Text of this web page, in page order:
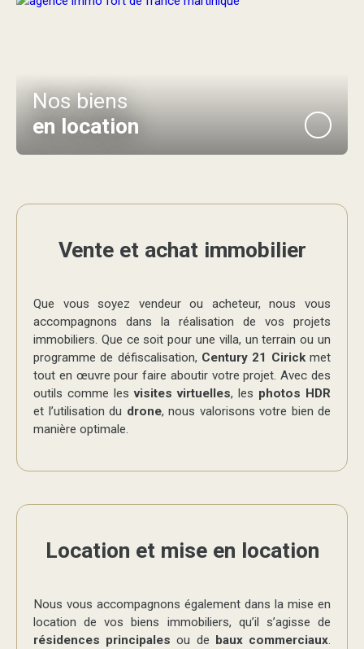
Nos biens
en location
Vente et achat immobilier
Que vous soyez vendeur ou acheteur, nous vous
accompagnons dans la réalisation de vos projets
immobiliers. Que ce soit pour une villa, un terrain ou un
programme de défiscalisation, Century 21 Cirickmet
tout en œuvre pour faire aboutir votre projet. Avec des
outils comme lesvisites virtuelles, les photos HDR
et l’utilisation du drone, nous valorisons votre bien de
manière optimale.
Location et mise en location
Nous vous accompagnons également dans la mise en
location de vos biens immobiliers, qu’il s’agisse de
résidences principales ou de baux commerciaux.